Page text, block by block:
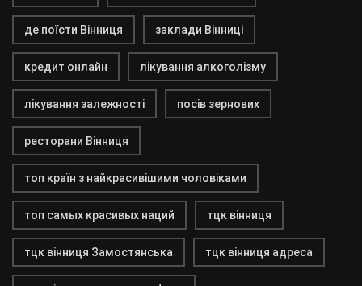
де поїсти Вінниця заклади Вінниці
кредит онлайн лікування алкоголізму
лікування залежності посів зернових
ресторани Вінниця
топ країн з найкрасивішими чоловіками
топ самых красивых наций тцк вінниця
тцк вінниця Замостянська тцк вінниця адреса